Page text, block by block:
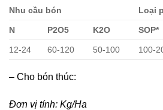
Nhu cầu bón Loại
N P2O5 K2O SOP*
12-24 60-120 50-100 100-
– Cho bón thúc:
Đơn vị tính: Kg/Ha